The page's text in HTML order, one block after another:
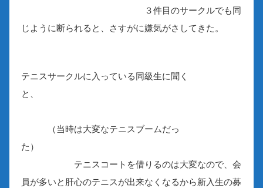
３件目のサークルでも同
じように断られると、さすがに嫌気がさしてきた。
テニスサークルに入っている同級生に聞く
と、
（当時は大変なテニスブームだっ
た）
テニスコートを借りるのは大変なので、会
員が多いと肝心のテニスが出来なくなるから新入生の募